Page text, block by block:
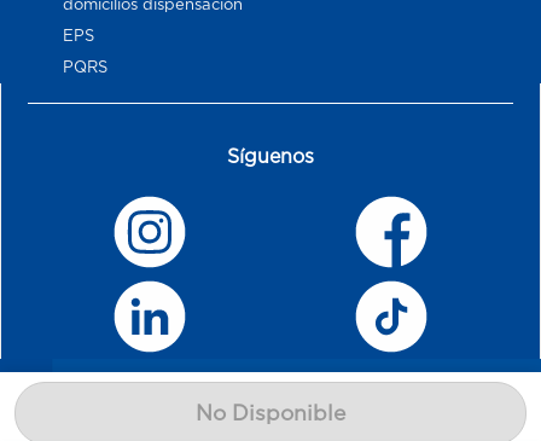
No Disponible
domicilios dispensación
EPS
PQRS
Síguenos